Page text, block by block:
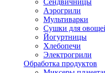
Сендвичницы
Аэрогрили
Мультиварки
Сушки для
Йогуртницы
Хлебопечи
Электрогрили
Обработка продуктов